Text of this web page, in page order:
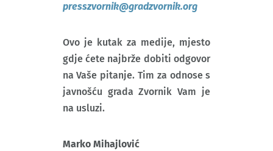
presszvornik@gradzvornik.org
Ovo je kutak za medije, mjesto
gdje ćete najbrže dobiti odgovor
na Vaše pitanje. Tim za odnose s
javnošću grada Zvornik Vam je
na usluzi.
Marko Mihajlović